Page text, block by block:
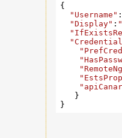
{
"Username" :
"Display" :
   }